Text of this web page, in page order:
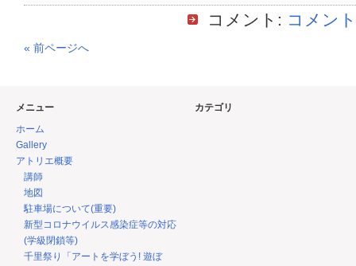
コメント: コメン
« 前ページへ
メニュー
ホーム
Gallery
アトリエ概要
講師
地図
駐車場について(重要)
新型コロナウイルス感染症等の対応
(学級閉鎖等)
千里祭り「アートを学ぼう! 遊ぼ
カテゴリ